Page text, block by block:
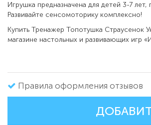
Игрушка предназначена для детей 3-7
Развивайте сенсомоторику комплексно!
Купить Тренажер Топотушка Страусенок
магазине настольных и развивающих игр
Правила оформления отзывов